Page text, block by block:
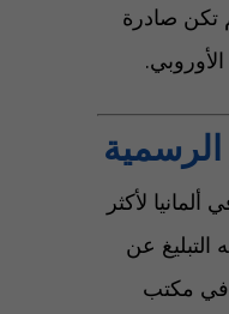
تكن صادرة
الرسمية
لأكثر
عن
في مكتب